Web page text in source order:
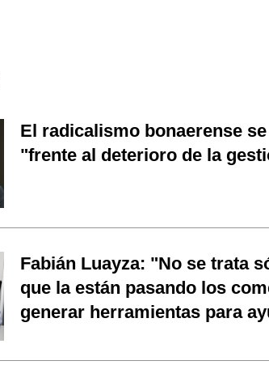
El radicalismo bonaerense
"frente al deterioro de la
Fabián Luayza: "No se trata
que la están pasando los
generar herramientas para